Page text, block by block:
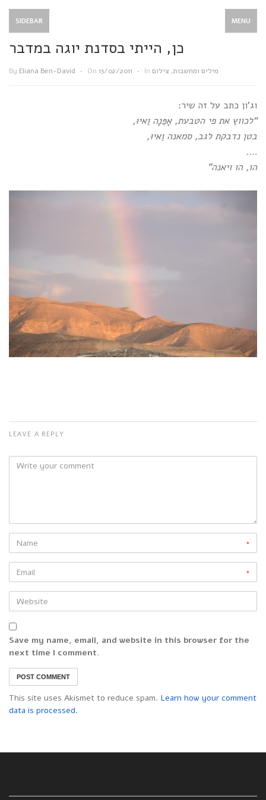
SIDEBAR MENU
כן, הייתי בסדנת יוגה במדבר
By Eliana Ben-David • On 13/02/2011 • In מילים ומחשבות, צילום
וג’ון כתב על זה שיר:
“לכווץ את פי הטבעת, אָפַּנָה וַאיוּ,
בטן נדבקת לגב, סמאנה וַאיוּ,
….
הו, הו ויאנה”
LEAVE A REPLY
*
*
Save my name, email, and website in this browser for the
next time I comment.
This site uses Akismet to reduce spam. Learn how your comment
data is processed.